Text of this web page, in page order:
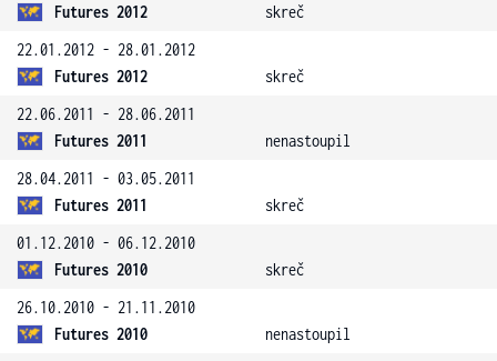
Futures 2012
skreč
22.01.2012 - 28.01.2012
Futures 2012
skreč
22.06.2011 - 28.06.2011
Futures 2011
nenastoupil
28.04.2011 - 03.05.2011
Futures 2011
skreč
01.12.2010 - 06.12.2010
Futures 2010
skreč
26.10.2010 - 21.11.2010
Futures 2010
nenastoupil